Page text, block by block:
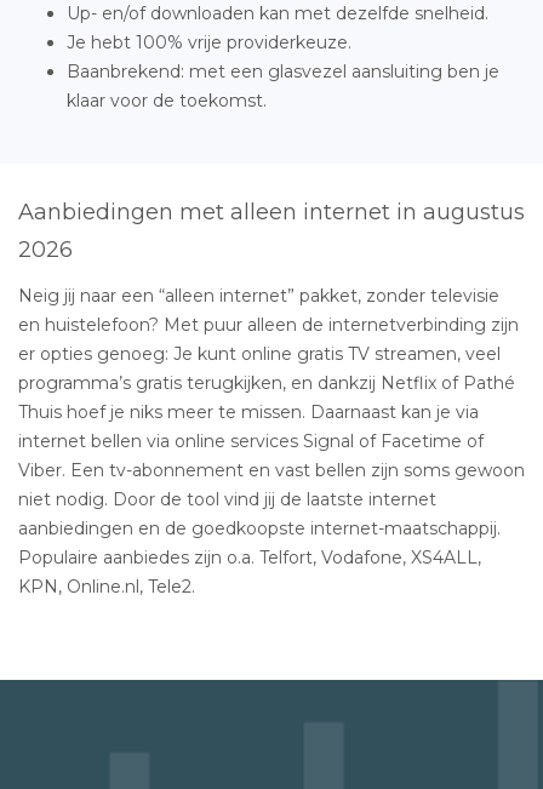
Up- en/of downloaden kan met dezelfde snelheid.
Je hebt 100% vrije providerkeuze.
Baanbrekend: met een glasvezel aansluiting ben je
klaar voor de toekomst.
Aanbiedingen met alleen internet in augustus
2026
Neig jij naar een “alleen internet” pakket, zonder televisie
en huistelefoon? Met puur alleen de internetverbinding zijn
er opties genoeg: Je kunt online gratis TV streamen, veel
programma’s gratis terugkijken, en dankzij Netflix of Pathé
Thuis hoef je niks meer te missen. Daarnaast kan je via
internet bellen via online services Signal of Facetime of
Viber. Een tv-abonnement en vast bellen zijn soms gewoon
niet nodig. Door de tool vind jij de laatste internet
aanbiedingen en de goedkoopste internet-maatschappij.
Populaire aanbiedes zijn o.a. Telfort, Vodafone, XS4ALL,
KPN, Online.nl, Tele2.